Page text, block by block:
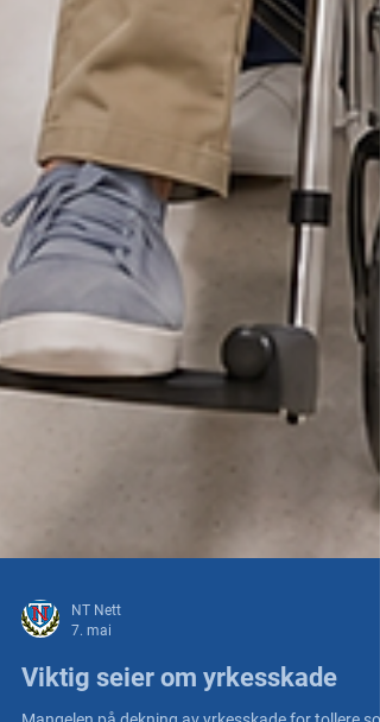
NT Nett
7. mai